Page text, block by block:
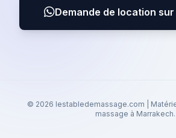
Demande de location
© 2026 lestabledemassage.com |
massage à Marrakech.